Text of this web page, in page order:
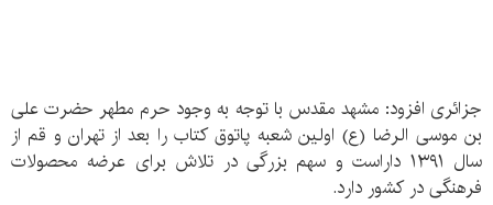
جزائری افزود: مشهد مقدس با توجه به وجود حرم مطهر حضرت علی
بن موسی الرضا (ع) اولین شعبه پاتوق کتاب را بعد از تهران و قم از
سال ۱۳۹۱ داراست و سهم بزرگی در تلاش برای عرضه محصولات
فرهنگی در کشور دارد.